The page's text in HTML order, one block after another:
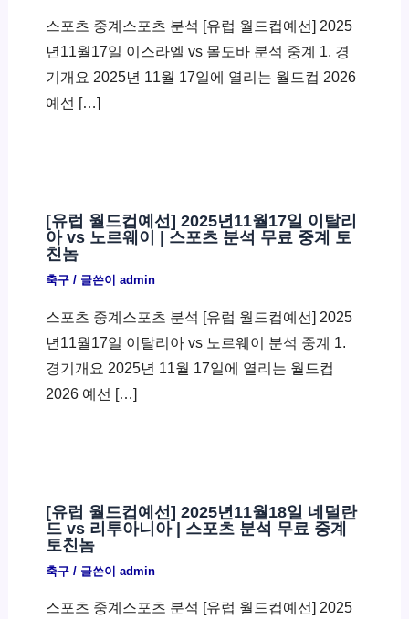
스포츠 중계스포츠 분석 [유럽 월드컵예선] 2025
년11월17일 이스라엘 vs 몰도바 분석 중계 1. 경
기개요 2025년 11월 17일에 열리는 월드컵 2026
예선 […]
[유럽 월드컵예선] 2025년11월17일 이탈리
아 vs 노르웨이 | 스포츠 분석 무료 중계 토
친놈
축구/ 글쓴이 admin
스포츠 중계스포츠 분석 [유럽 월드컵예선] 2025
년11월17일 이탈리아 vs 노르웨이 분석 중계 1.
경기개요 2025년 11월 17일에 열리는 월드컵
2026 예선 […]
[유럽 월드컵예선] 2025년11월18일 네덜란
드 vs 리투아니아 | 스포츠 분석 무료 중계
토친놈
축구/ 글쓴이 admin
스포츠 중계스포츠 분석 [유럽 월드컵예선] 2025